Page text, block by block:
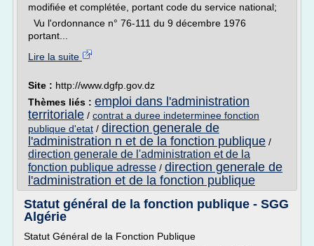
modifiée et complétée, portant code du service national;
Vu l'ordonnance n° 76-111 du 9 décembre 1976
portant...
Lire la suite
Site : http://www.dgfp.gov.dz
Thèmes liés : emploi dans l'administration
territoriale / contrat a duree indeterminee fonction
publique d'etat / direction generale de
l'administration n et de la fonction publique /
direction generale de l'administration et de la
fonction publique adresse / direction generale de
l'administration et de la fonction publique
Statut général de la fonction publique - SGG
Algérie
Statut Général de la Fonction Publique